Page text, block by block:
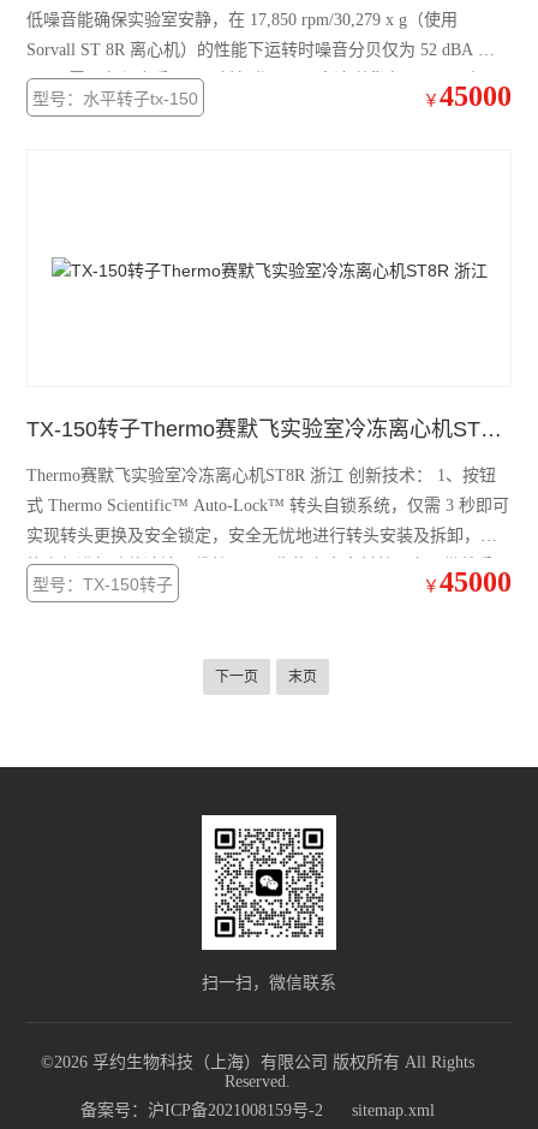
赛默飞Fresco17冷冻离心机
赛默飞Fresco21冷冻离心机
磁力搅拌器
二氧化碳培养箱
分光光度计
分度计
天平万分之一
低噪音能确保实验室安静，在 17,850 rpm/30,279 x g（使用
Sorvall ST 8R 离心机）的性能下运转时噪音分贝仅为 52 dBA 。
2、设置预存程序后可以一键操作。 3、高清晰背光显示屏，便于
观察实验参数。
型号：水平转子tx-150 ￥ 45000
TX-150转子Thermo赛默飞实验室冷冻离心机ST8R 浙江
Thermo赛默飞实验室冷冻离心机ST8R 浙江 创新技术： 1、按钮
式 Thermo Scientific™ Auto-Lock™ 转头自锁系统，仅需 3 秒即可
实现转头更换及安全锁定，安全无忧地进行转头安装及拆卸，且
能方便进行腔体清洁、维护； 2、生物安全密封盖，实现带着手
套、单手操作的 Thermo Scientific™ ClickSeal™ 防生物污染密封
型号：TX-150转子 ￥ 45000
下一页 末页
扫一扫，微信联系
©2026 孚约生物科技（上海）有限公司 版权所有 All Rights
Reserved.
备案号：沪ICP备2021008159号-2
sitemap.xml